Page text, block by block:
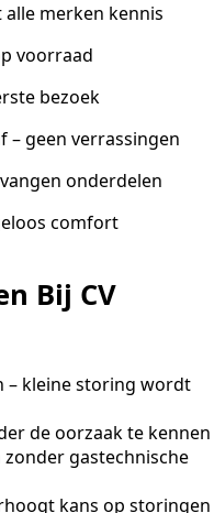
merken kennis
voorraad
bezoek
– geen verrassingen
onderdelen
comfort
Bij CV
– kleine storing wordt
de oorzaak te kennen
gastechnische
kans op storingen